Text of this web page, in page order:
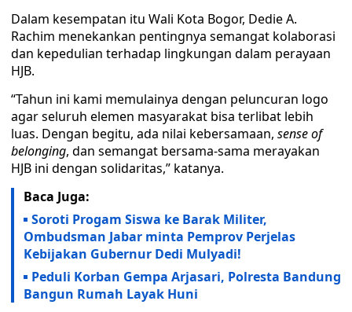
Dalam kesempatan itu Wali Kota Bogor, Dedie A.
Rachim menekankan pentingnya semangat kolaborasi
dan kepedulian terhadap lingkungan dalam perayaan
HJB.
“Tahun ini kami memulainya dengan peluncuran logo
agar seluruh elemen masyarakat bisa terlibat lebih
luas. Dengan begitu, ada nilai kebersamaan, sense of
belonging, dan semangat bersama-sama merayakan
HJB ini dengan solidaritas,” katanya.
Baca Juga:
Soroti Progam Siswa ke Barak Militer,
Ombudsman Jabar minta Pemprov Perjelas
Kebijakan Gubernur Dedi Mulyadi!
Peduli Korban Gempa Arjasari, Polresta Bandung
Bangun Rumah Layak Huni